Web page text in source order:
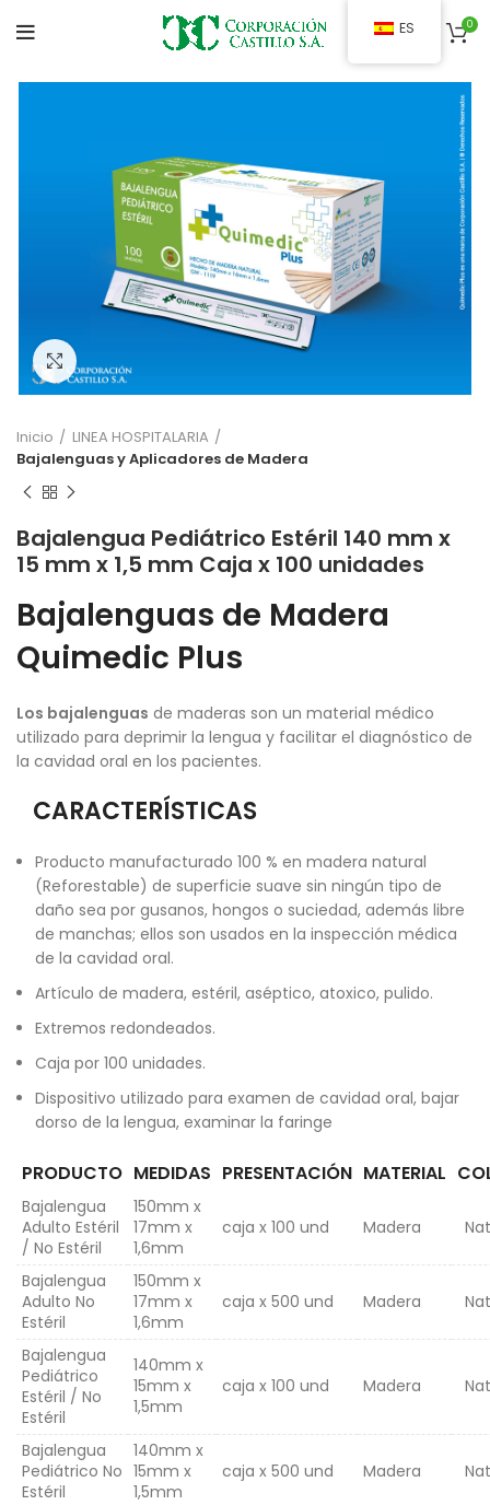
0
Clic para ampliar
Inicio
LINEA HOSPITALARIA
Bajalenguas y Aplicadores de Madera
Bajalengua Pediátrico Estéril 140 mm x
15 mm x 1,5 mm Caja x 100 unidades
Bajalenguas de Madera
Quimedic Plus
Los bajalenguas de maderas son un material médico
utilizado para deprimir la lengua y facilitar el diagnóstico de
la cavidad oral en los pacientes.
CARACTERÍSTICAS
Producto manufacturado 100 % en madera natural
(Reforestable) de superficie suave sin ningún tipo de
daño sea por gusanos, hongos o suciedad, además libre
de manchas; ellos son usados en la inspección médica
de la cavidad oral.
Artículo de madera, estéril, aséptico, atoxico, pulido.
Extremos redondeados.
Caja por 100 unidades.
Dispositivo utilizado para examen de cavidad oral, bajar
dorso de la lengua, examinar la faringe
PRODUCTO MEDIDAS PRESENTACIÓN MATERIAL
Bajalengua
Adulto Estéril
/ No Estéril
150mm x
17mm x
1,6mm
caja x 100 und Madera
Bajalengua
Adulto No
Estéril
150mm x
17mm x
1,6mm
caja x 500 und Madera
Bajalengua
Pediátrico
Estéril / No
Estéril
140mm x
15mm x
1,5mm
caja x 100 und Madera
Bajalengua
Pediátrico No
Estéril
140mm x
15mm x
1,5mm
caja x 500 und Madera
ES